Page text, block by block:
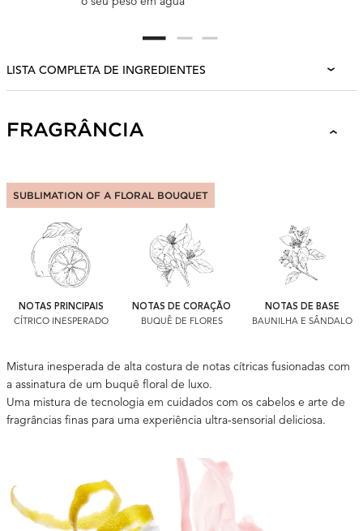
LISTA COMPLETA DE INGREDIENTES
FRAGRÂNCIA
SUBLIMATION OF A FLORAL BOUQUET
NOTAS PRINCIPAIS
CÍTRICO INESPERADO
NOTAS DE CORAÇÃO
BUQUÊ DE FLORES
NOTAS DE BASE
BAUNILHA E SÂNDALO
Mistura inesperada de alta costura de notas cítricas fusionadas com
a assinatura de um buquê floral de luxo.
Uma mistura de tecnologia em cuidados com os cabelos e arte de
fragrâncias finas para uma experiência ultra-sensorial deliciosa.